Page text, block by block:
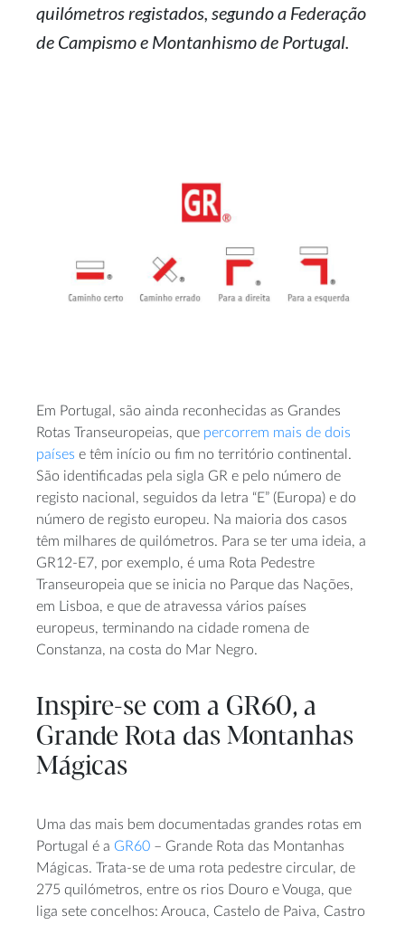
quilómetros registados, segundo a Federação
de Campismo e Montanhismo de Portugal.
Em Portugal, são ainda reconhecidas as Grandes
Rotas Transeuropeias, que percorrem mais de dois
países e têm início ou fim no território continental.
São identificadas pela sigla GR e pelo número de
registo nacional, seguidos da letra “E” (Europa) e do
número de registo europeu. Na maioria dos casos
têm milhares de quilómetros. Para se ter uma ideia, a
GR12-E7, por exemplo, é uma Rota Pedestre
Transeuropeia que se inicia no Parque das Nações,
em Lisboa, e que de atravessa vários países
europeus, terminando na cidade romena de
Constanza, na costa do Mar Negro.
Inspire-se com a GR60, a
Grande Rota das Montanhas
Mágicas
Uma das mais bem documentadas grandes rotas em
Portugal é a GR60 – Grande Rota das Montanhas
Mágicas. Trata-se de uma rota pedestre circular, de
275 quilómetros, entre os rios Douro e Vouga, que
liga sete concelhos: Arouca, Castelo de Paiva, Castro